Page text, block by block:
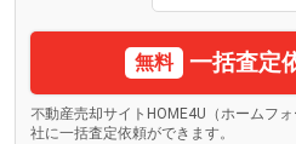
無料 一括査定
不動産売却サイトHOME4U（ホームフ
社に一括査定依頼ができます。